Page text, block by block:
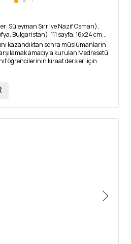
Süleyman Sırrı ve Nazif Osman),
Bulgaristan), 111 sayfa, 16x24 cm...
kazandıktan sonra müslümanların
amacıyla kurulan Medresetü
öğrencilerinin kıraat dersleri için